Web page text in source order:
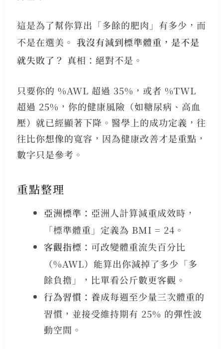
這是為了幫你算出「多餘的肥肉」有多少，而
不是在選美。 我沒有減到標準體重，是不是
就失敗了？ 真相：絕對不是。
只要你的 %AWL 超過 35%，或者 %TWL
超過 25%，你的健康風險（如糖尿病、高血
壓）就已經顯著下降。醫學上的成功定義，往
往比你想像的寬容，因為健康改善才是重點，
數字只是參考。
重點整理
亞洲標準： 亞洲人計算減重成效時，
「標準體重」定義為 BMI = 24。
客觀指標： 可改變體重流失百分比
（%AWL）能算出你減掉了多少「多
餘負擔」，比單看公斤數更客觀。
行為習慣： 養成每週至少量三次體重的
習慣，並接受維持期有 25% 的彈性波
動空間。